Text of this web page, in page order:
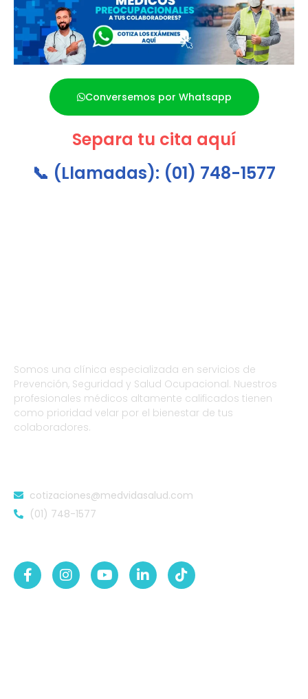
Conversemos por Whatsapp
Separa tu cita aquí
📞 (Llamadas): (01) 748-1577
Somos una clínica especializada en servicios de
Prevención, Seguridad y Salud Ocupacional. Nuestros
profesionales médicos altamente calificados tienen
como prioridad velar por el bienestar de tus
colaboradores.
cotizaciones@medvidasalud.com
(01) 748-1577